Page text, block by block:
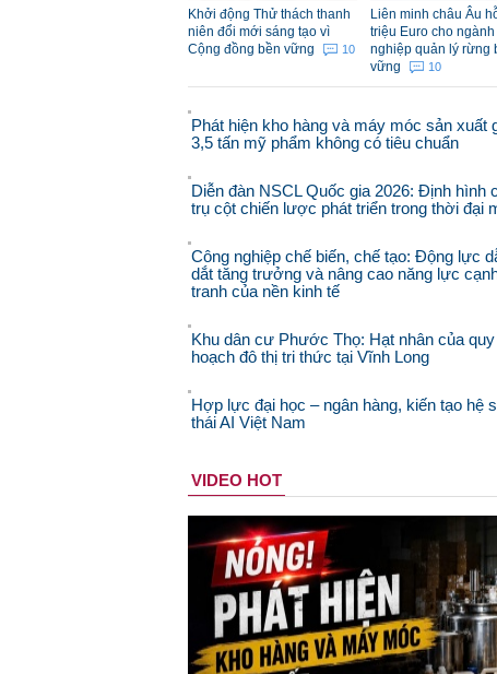
Khởi động Thử thách thanh
niên đổi mới sáng tạo vì
Cộng đồng bền vững
10
Liên minh châu Âu
triệu Euro cho
nghiệp quản lý rừng
vững
10
Phát hiện kho hàng và máy móc sản xuất
3,5 tấn mỹ phẩm không có tiêu chuẩn
Diễn đàn NSCL Quốc gia 2026: Định hình
trụ cột chiến lược phát triển trong thời đại
Công nghiệp chế biến, chế tạo: Động lực
dắt tăng trưởng và nâng cao năng lực
tranh của nền kinh tế
Khu dân cư Phước Thọ: Hạt nhân của quy
hoạch đô thị tri thức tại Vĩnh Long
Hợp lực đại học – ngân hàng, kiến tạo hệ
thái AI Việt Nam
VIDEO HOT